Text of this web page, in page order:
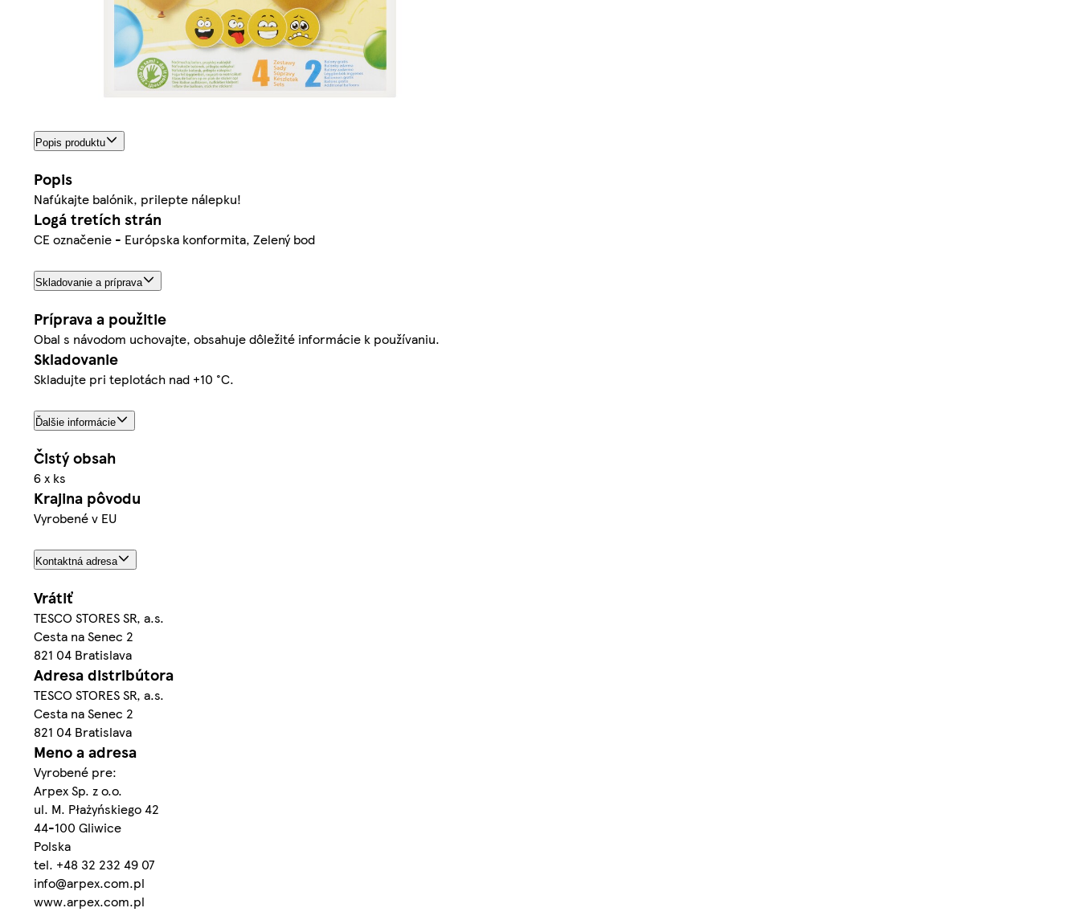
Popis produktu
Popis
Nafúkajte balónik, prilepte nálepku!
Logá tretích strán
CE označenie - Európska konformita, Zelený bod
Skladovanie a príprava
Príprava a použitie
Obal s návodom uchovajte, obsahuje dôležité informácie k používaniu.
Skladovanie
Skladujte pri teplotách nad +10 °C.
Ďalšie informácie
Čistý obsah
6 x ks
Krajina pôvodu
Vyrobené v EU
Kontaktná adresa
Vrátiť
TESCO STORES SR, a.s.
Cesta na Senec 2
821 04 Bratislava
Adresa distribútora
TESCO STORES SR, a.s.
Cesta na Senec 2
821 04 Bratislava
Meno a adresa
Vyrobené pre:
Arpex Sp. z o.o.
ul. M. Płażyńskiego 42
44-100 Gliwice
Polska
tel. +48 32 232 49 07
info@arpex.com.pl
www.arpex.com.pl